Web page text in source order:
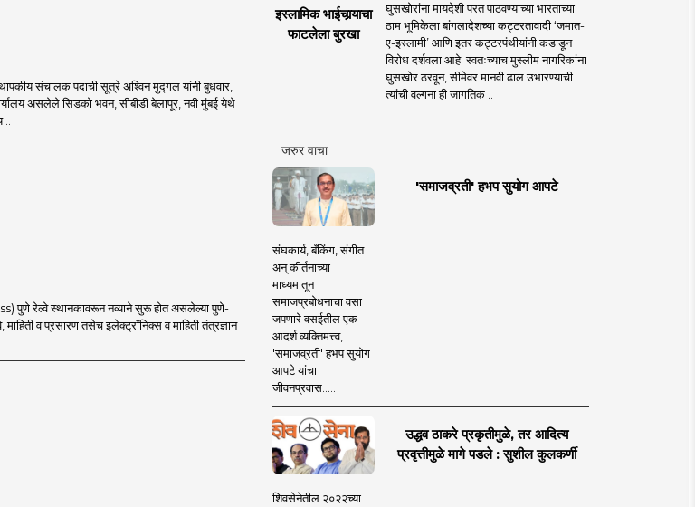
संचालक पदाची सूत्रे अश्विन मुद्गल यांनी बुधवार,
असलेले सिडको भवन, सीबीडी बेलापूर, नवी मुंबई येथे
..
रेल्वे स्थानकावरून नव्याने सुरू होत असलेल्या पुणे-
व प्रसारण तसेच इलेक्ट्रॉनिक्स व माहिती तंत्रज्ञान
इस्लामिक भाईचार्‍याचा
फाटलेला बुरखा
घुसखोरांना मायदेशी परत पाठवण्याच्या भारताच्या
ठाम भूमिकेला बांगलादेशच्या कट्टरतावादी ‘जमात-
ए-इस्लामी’ आणि इतर कट्टरपंथीयांनी कडाडून
विरोध दर्शवला आहे. स्वतःच्याच मुस्लीम नागरिकांना
घुसखोर ठरवून, सीमेवर मानवी ढाल उभारण्याची
त्यांची वल्गना ही जागतिक ..
जरुर वाचा
'समाजव्रती' हभप सुयोग आपटे
संघकार्य, बँकिंग, संगीत
अन् कीर्तनाच्या
माध्यमातून
समाजप्रबोधनाचा वसा
जपणारे वसईतील एक
आदर्श व्यक्तिमत्त्व,
'समाजव्रती' हभप सुयोग
आपटे यांचा
जीवनप्रवास.....
उद्धव ठाकरे प्रकृतीमुळे, तर आदित्य
प्रवृत्तीमुळे मागे पडले : सुशील कुलकर्णी
शिवसेनेतील २०२२च्या